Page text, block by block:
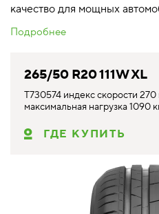
качество для мощных
Подробнее
265/50 R20 111W XL
T730574 индекс скорости
максимальная нагрузка 1090
ГДЕ КУПИТЬ